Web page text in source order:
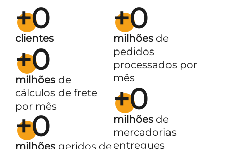
clientes
+0
milhões de
cálculos de frete
por mês
+0
milhões geridos de
+0
milhões de
pedidos
processados por
mês
+0
milhões de
mercadorias
entregues
+0